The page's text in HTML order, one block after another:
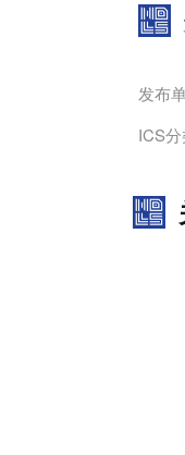
本文
This
or
发布
ICS分